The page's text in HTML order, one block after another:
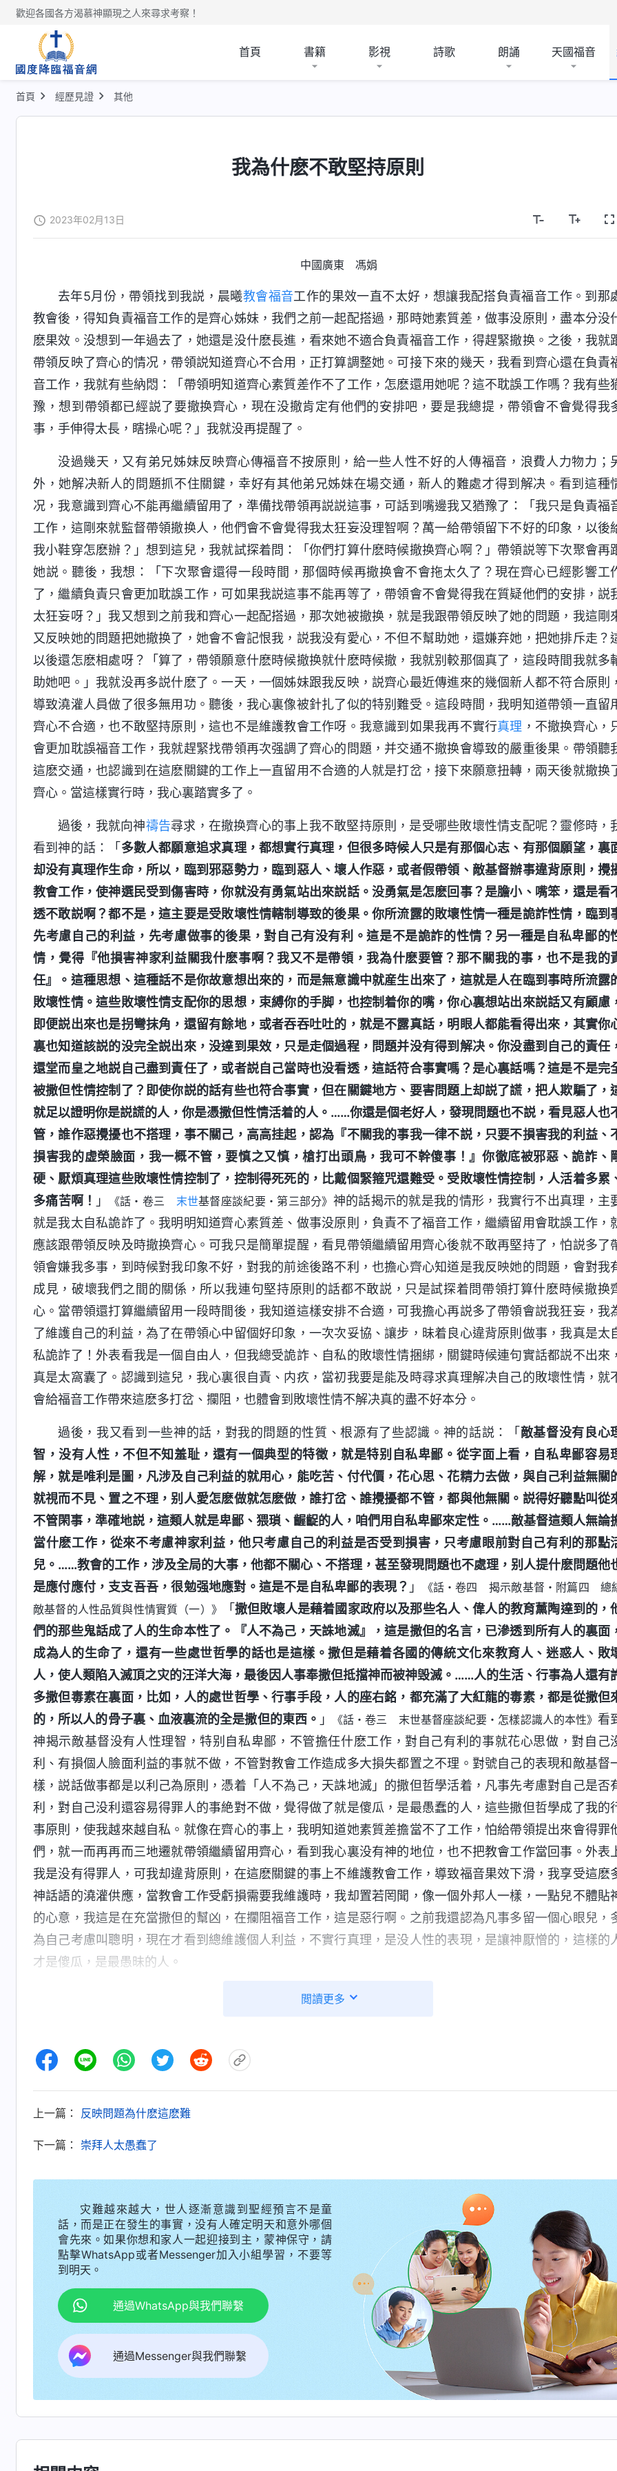
歡迎各國各方渴慕神顯現之人來尋求考察！
首頁 書籍 影視 詩歌 朗誦 天國福音
首頁 經歷見證 其他
我為什麽不敢堅持原則
2023年02月13日
中國廣東 馮娟
去年5月份，帶領找到我説，晨曦教會福音工作的果效一直不太好，想讓我配搭負責福音工作。到那
教會後，得知負責福音工作的是齊心姊妹，我們之前一起配搭過，那時她素質差，做事没原則，盡本分没
麽果效。没想到一年過去了，她還是没什麽長進，看來她不適合負責福音工作，得趕緊撤换。之後，我就
帶領反映了齊心的情况，帶領説知道齊心不合用，正打算調整她。可接下來的幾天，我看到齊心還在負責
音工作，我就有些納悶：「帶領明知道齊心素質差作不了工作，怎麽還用她呢？這不耽誤工作嗎？我有些
豫，想到帶領都已經説了要撤换齊心，現在没撤肯定有他們的安排吧，要是我總提，帶領會不會覺得我
事，手伸得太長，瞎操心呢？」我就没再提醒了。
没過幾天，又有弟兄姊妹反映齊心傳福音不按原則，給一些人性不好的人傳福音，浪費人力物力；
外，她解决新人的問題抓不住關鍵，幸好有其他弟兄姊妹在場交通，新人的難處才得到解决。看到這種
况，我意識到齊心不能再繼續留用了，準備找帶領再説説這事，可話到嘴邊我又猶豫了：「我只是負責福
工作，這剛來就監督帶領撤换人，他們會不會覺得我太狂妄没理智啊？萬一給帶領留下不好的印象，以後
我小鞋穿怎麽辦？」想到這兒，我就試探着問：「你們打算什麽時候撤换齊心啊？」帶領説等下次聚會再
她説。聽後，我想：「下次聚會還得一段時間，那個時候再撤换會不會拖太久了？現在齊心已經影響工
了，繼續負責只會更加耽誤工作，可如果我説這事不能再等了，帶領會不會覺得我在質疑他們的安排，説
太狂妄呀？」我又想到之前我和齊心一起配搭過，那次她被撤换，就是我跟帶領反映了她的問題，我這剛
又反映她的問題把她撤换了，她會不會記恨我，説我没有愛心，不但不幫助她，還嫌弃她，把她排斥走？
以後還怎麽相處呀？「算了，帶領願意什麽時候撤换就什麽時候撤，我就别較那個真了，這段時間我就多
助她吧。」我就没再多説什麽了。一天，一個姊妹跟我反映，説齊心最近傳進來的幾個新人都不符合原則，
導致澆灌人員做了很多無用功。聽後，我心裏像被針扎了似的特别難受。這段時間，我明知道帶領一直留
齊心不合適，也不敢堅持原則，這也不是維護教會工作呀。我意識到如果我再不實行真理 ，不撤换齊心，
會更加耽誤福音工作，我就趕緊找帶領再次强調了齊心的問題，并交通不撤换會導致的嚴重後果。帶領聽
這麽交通，也認識到在這麽關鍵的工作上一直留用不合適的人就是打岔，接下來願意扭轉，兩天後就撤换
齊心。當這樣實行時，我心裏踏實多了。
過後，我就向神禱告尋求，在撤换齊心的事上我不敢堅持原則，是受哪些敗壞性情支配呢？靈修時，
看到神的話：「 多數人都願意追求真理，都想實行真理，但很多時候人只是有那個心志、有那個願望，裏
却没有真理作生命，所以，臨到邪惡勢力，臨到惡人、壞人作惡，或者假帶領、敵基督辦事違背原則，攪
教會工作，使神選民受到傷害時，你就没有勇氣站出來説話。没勇氣是怎麽回事？是膽小、嘴笨，還是看
透不敢説啊？都不是，這主要是受敗壞性情轄制導致的後果。你所流露的敗壞性情一種是詭詐性情，臨到
先考慮自己的利益，先考慮做事的後果，對自己有没有利。這是不是詭詐的性情？另一種是自私卑鄙的
情，覺得『他損害神家利益關我什麽事啊？我又不是帶領，我為什麽要管？那不關我的事，也不是我的
任』。這種思想、這種話不是你故意想出來的，而是無意識中就産生出來了，這就是人在臨到事時所流露
敗壞性情。這些敗壞性情支配你的思想，束縛你的手脚，也控制着你的嘴，你心裏想站出來説話又有顧慮
即便説出來也是拐彎抹角，還留有餘地，或者吞吞吐吐的，就是不露真話，明眼人都能看得出來，其實你
裏也知道該説的没完全説出來，没達到果效，只是走個過程，問題并没有得到解决。你没盡到自己的責任
還堂而皇之地説自己盡到責任了，或者説自己當時也没看透，這話符合事實嗎？是心裏話嗎？這是不是完
被撒但性情控制了？即使你説的話有些也符合事實，但在關鍵地方、要害問題上却説了謊，把人欺騙了，
就足以證明你是説謊的人，你是憑撒但性情活着的人。……你還是個老好人，發現問題也不説，看見惡人也
管，誰作惡攪擾也不搭理，事不關己，高高挂起，認為『不關我的事我一律不説，只要不損害我的利益、
損害我的虚榮臉面，我一概不管，要慎之又慎，槍打出頭鳥，我可不幹傻事！』你徹底被邪惡、詭詐、
硬、厭煩真理這些敗壞性情控制了，控制得死死的，比戴個緊箍咒還難受。受敗壞性情控制，人活着多累
多痛苦啊！ 」 《話・卷三 末世基督座談紀要・第三部分》 神的話揭示的就是我的情形，我實行不出真理，主
就是我太自私詭詐了。我明明知道齊心素質差、做事没原則，負責不了福音工作，繼續留用會耽誤工作，
應該跟帶領反映及時撤换齊心。可我只是簡單提醒，看見帶領繼續留用齊心後就不敢再堅持了，怕説多了
領會嫌我多事，到時候對我印象不好，對我的前途後路不利，也擔心齊心知道是我反映她的問題，會對我
成見，破壞我們之間的關係，所以我連句堅持原則的話都不敢説，只是試探着問帶領打算什麽時候撤换
心。當帶領還打算繼續留用一段時間後，我知道這樣安排不合適，可我擔心再説多了帶領會説我狂妄，我
了維護自己的利益，為了在帶領心中留個好印象，一次次妥協、讓步，昧着良心違背原則做事，我真是太
私詭詐了！外表看我是一個自由人，但我總受詭詐、自私的敗壞性情捆綁，關鍵時候連句實話都説不出來，
真是太窩囊了。認識到這兒，我心裏很自責、内疚，當初我要是能及時尋求真理解决自己的敗壞性情，就
會給福音工作帶來這麽多打岔、攔阻，也體會到敗壞性情不解决真的盡不好本分。
過後，我又看到一些神的話，對我的問題的性質、根源有了些認識。神的話説：「 敵基督没有良心
智，没有人性，不但不知羞耻，還有一個典型的特徵，就是特别自私卑鄙。從字面上看，自私卑鄙容易
解，就是唯利是圖，凡涉及自己利益的就用心，能吃苦、付代價，花心思、花精力去做，與自己利益無關
就視而不見、置之不理，别人愛怎麽做就怎麽做，誰打岔、誰攪擾都不管，都與他無關。説得好聽點叫從
不管閑事，準確地説，這類人就是卑鄙、猥瑣、齷齪的人，咱們用自私卑鄙來定性。……敵基督這類人無論
當什麽工作，從來不考慮神家利益，他只考慮自己的利益是否受到損害，只考慮眼前對自己有利的那點
兒。……教會的工作，涉及全局的大事，他都不關心、不搭理，甚至發現問題也不處理，别人提什麽問題他
是應付應付，支支吾吾，很勉强地應對。這是不是自私卑鄙的表現？ 」
《話・卷四 揭示敵基督・附篇四 總
敵基督的人性品質與性情實質（一）》
「撒但敗壞人是藉着國家政府以及那些名人、偉人的教育薰陶達到的，
們的那些鬼話成了人的生命本性了。『人不為己，天誅地滅』，這是撒但的名言，已滲透到所有人的裏面
成為人的生命了，還有一些處世哲學的話也是這樣。撒但是藉着各國的傳統文化來教育人、迷惑人、敗
人，使人類陷入滅頂之灾的汪洋大海，最後因人事奉撒但抵擋神而被神毁滅。……人的生活、行事為人還有
多撒但毒素在裏面，比如，人的處世哲學、行事手段，人的座右銘，都充滿了大紅龍的毒素，都是從撒但
的，所以人的骨子裏、血液裏流的全是撒但的東西。 」 《話・卷三 末世基督座談紀要・怎樣認識人的本性》看
神揭示敵基督没有人性理智，特别自私卑鄙，不管擔任什麽工作，對自己有利的事就花心思做，對自己
利、有損個人臉面利益的事就不做，不管對教會工作造成多大損失都置之不理。對號自己的表現和敵基督
樣，説話做事都是以利己為原則，憑着「人不為己，天誅地滅」的撒但哲學活着，凡事先考慮對自己是否
利，對自己没利還容易得罪人的事絶對不做，覺得做了就是傻瓜，是最愚蠢的人，這些撒但哲學成了我的
事原則，使我越來越自私。就像在齊心的事上，我明知道她素質差擔當不了工作，怕給帶領提出來會得罪
們，就一而再再而三地遷就帶領繼續留用齊心，看到我心裏没有神的地位，也不把教會工作當回事。外表
我是没有得罪人，可我却違背原則，在這麽關鍵的事上不維護教會工作，導致福音果效下滑，我享受這麽
神話語的澆灌供應，當教會工作受虧損需要我維護時，我却置若罔聞，像一個外邦人一樣，一點兒不體貼
的心意，我這是在充當撒但的幫凶，在攔阻福音工作，這是惡行啊。之前我還認為凡事多留一個心眼兒，
為自己考慮叫聰明，現在才看到總維護個人利益，不實行真理，是没人性的表現，是讓神厭憎的，這樣的
才是傻瓜，是最愚昧的人。
反省中，我也琢磨：我看到帶領的問題不敢指出來，害怕帶領過後會給我小鞋穿，那我的前途可能就不
果他作不了實際工作或者作惡攪擾教會工作，被顯明是假帶領、假工人或者敵基督，你可以分辨他、揭露
則，他説：『帶領要是開除我，我就完了，他要是讓大家都起來揭露我或者弃絶我，我就信不了神了。我要
真實信心呢？假帶領、敵基督開除你能代表神嗎？假帶領、敵基督整治你，把你開除了，這是撒但做的，這
的清除、開除才是合神心意的。難道你被假帶領、敵基督開除就不能蒙拯救了嗎？這是屬于被撒但、被敵基
督迫害了，不代表神不拯救你了。你能不能蒙拯救取决于神，任何人没有資格决定你能不能蒙神拯救，這事
必須得看清楚。如果你把假帶領、敵基督開除你當作神開除你了，這是不是對神的誤解啊？這就是誤解神
了。這不單是誤解神了，也是悖逆神，而且還有點褻瀆神的意思。人這樣誤解神，是不是太愚昧無知了？如
果假帶領、敵基督開除你，你為什麽不能尋求真理呢？為什麽不加以分辨呢？你為什麽不能向上反映呢？
就證明你不相信神家是真理掌權，説明你對神没有真實信心，你不是真心信神的人。你若相信神全能，為什
麽還怕假帶領、敵基督報復你呢？假帶領、敵基督能决定你的命運嗎？你如果有分辨，發現假帶領、敵基督
做得不合真理，你為什麽不能跟明白真理的神選民交通此事呢？你有嘴為什麽不敢説話呢？為什麽害怕假
領、敵基督到這個程度？證明你是個膽小鬼、窩囊廢，就是撒但的狗奴才。
《話・卷四 揭示敵基督・第
通過神話語的揭示我才認識到，我看到齊心不合用還不敢堅持原則撤换她，都是因
為我膽小怕事、心中没神，對神的全能主宰、對神的公義性情不認識導致的。我們的命運都在神的手中
握，能不能蒙拯救并不取决于哪一個帶領工人，關鍵在于人自己是否喜愛真理、實行真理，對神有没有
閲讀更多
上一篇： 反映問題為什麽這麽難
下一篇： 崇拜人太愚蠢了
灾難越來越大，世人逐漸意識到聖經預言不是童
話，而是正在發生的事實，没有人確定明天和意外哪個
會先來。如果你想和家人一起迎接到主，蒙神保守，請
點擊WhatsApp或者Messenger加入小組學習，不要等
到明天。
通過WhatsApp與我們聯繫
通過Messenger與我們聯繫